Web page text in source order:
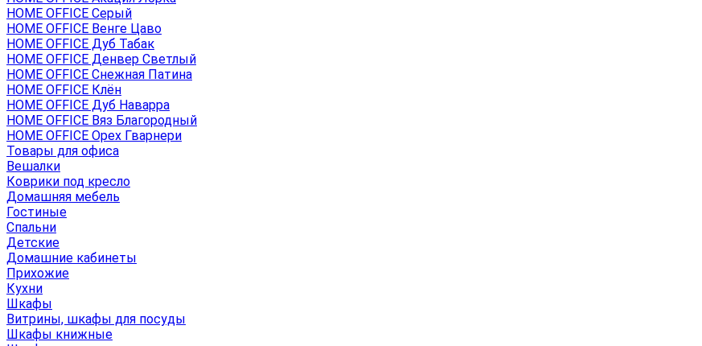
HOME OFFICE Серый
HOME OFFICE Венге Цаво
HOME OFFICE Дуб Табак
HOME OFFICE Денвер Светлый
HOME OFFICE Снежная Патина
HOME OFFICE Клён
HOME OFFICE Дуб Наварра
HOME OFFICE Вяз Благородный
HOME OFFICE Орех Гварнери
Товары для офиса
Вешалки
Коврики под кресло
Домашняя мебель
Гостиные
Спальни
Детские
Домашние кабинеты
Прихожие
Кухни
Шкафы
Витрины, шкафы для посуды
Шкафы книжные